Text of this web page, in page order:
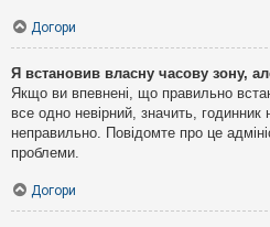
Догори
Я встановив власну часову зону,
Якщо ви впевнені, що правильно
все одно невірний, значить, годинник
неправильно. Повідомте про це
проблеми.
Догори